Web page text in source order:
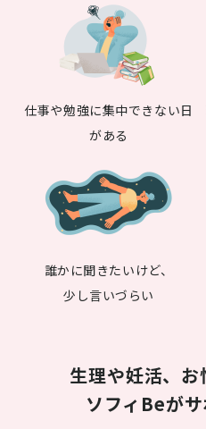
仕事や勉強に集中できない日
がある
誰かに聞きたいけど、
少し言いづらい
生理や妊活、
ソフィBeが